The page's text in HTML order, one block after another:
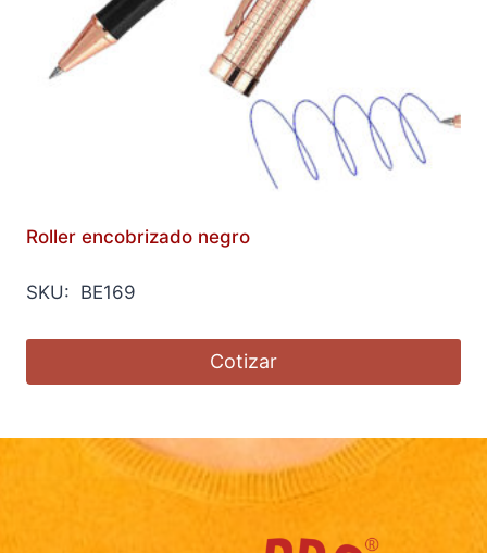
Roller encobrizado negro
SKU: BE169
Cotizar